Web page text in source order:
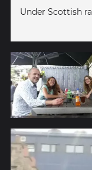
Under Scottish